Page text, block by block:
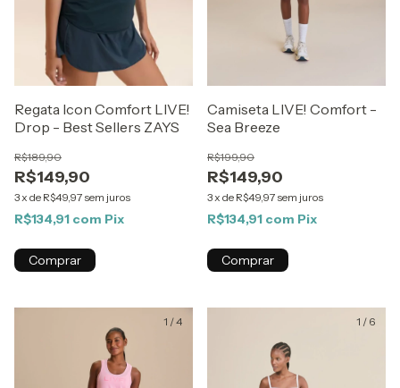
Regata Icon Comfort LIVE!
Drop - Best Sellers ZAYS
R$149,90
R$189,90
3x de R$49,97 sem juros
R$134,91 com Pix
Comprar
Camiseta LIVE! Comfort -
Sea Breeze
R$149,90
R$199,90
3x de R$49,97 sem juros
R$134,91 com Pix
Comprar
1 /4 1 / 6